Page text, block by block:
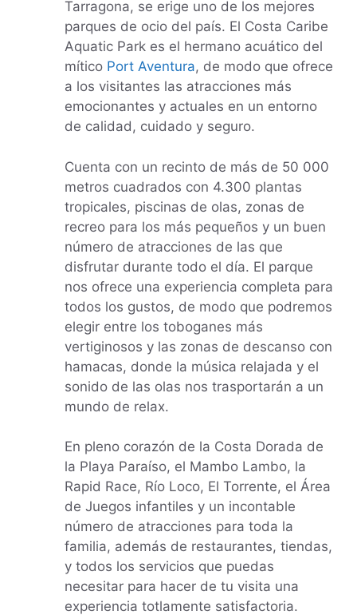
Tarragona, se erige uno de los mejores
parques de ocio del país. El Costa Caribe
Aquatic Park es el hermano acuático del
mítico Port Aventura, de modo que ofrece
a los visitantes las atracciones más
emocionantes y actuales en un entorno
de calidad, cuidado y seguro.
Cuenta con un recinto de más de 50 000
metros cuadrados con 4.300 plantas
tropicales, piscinas de olas, zonas de
recreo para los más pequeños y un buen
número de atracciones de las que
disfrutar durante todo el día. El parque
nos ofrece una experiencia completa para
todos los gustos, de modo que podremos
elegir entre los toboganes más
vertiginosos y las zonas de descanso con
hamacas, donde la música relajada y el
sonido de las olas nos trasportarán a un
mundo de relax.
En pleno corazón de la Costa Dorada de
la Playa Paraíso, el Mambo Lambo, la
Rapid Race, Río Loco, El Torrente, el Área
de Juegos infantiles y un incontable
número de atracciones para toda la
familia, además de restaurantes, tiendas,
y todos los servicios que puedas
necesitar para hacer de tu visita una
experiencia totlamente satisfactoria.